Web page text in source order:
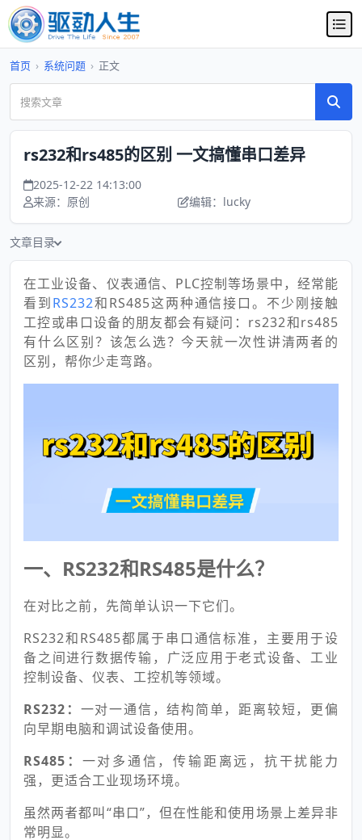
首页 › 系统问题 › 正文
rs232和rs485的区别 一文搞懂串口差异
2025-12-22 14:13:00
来源：原创
编辑：lucky
文章目录
在工业设备、仪表通信、PLC控制等场景中，经常能
看到RS232和RS485这两种通信接口。不少刚接触
工控或串口设备的朋友都会有疑问：rs232和rs485
有什么区别？该怎么选？今天就一次性讲清两者的
区别，帮你少走弯路。
一、RS232和RS485是什么？
在对比之前，先简单认识一下它们。
RS232和RS485都属于串口通信标准，主要用于设
备之间进行数据传输，广泛应用于老式设备、工业
控制设备、仪表、工控机等领域。
RS232： 一对一通信，结构简单，距离较短，更偏
向早期电脑和调试设备使用。
RS485： 一对多通信，传输距离远，抗干扰能力
强，更适合工业现场环境。
虽然两者都叫“串口”，但在性能和使用场景上差异非
常明显。